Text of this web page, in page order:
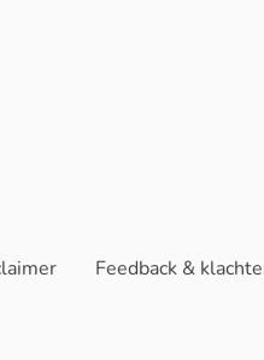
Feedback &